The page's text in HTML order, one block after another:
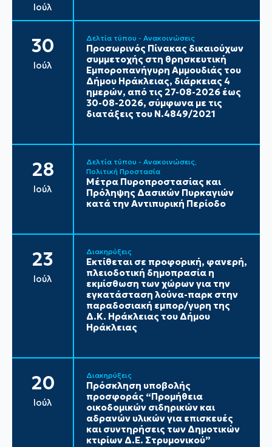
Ιούλ
30
Ιούλ
Δελτία τύπου - Ανακοινώσεις
Προσωρινός Πίνακας δικαιούχων
συμμετοχής στη θρησκευτική
Εμποροπανήγυρη Αμμουδιάς του
Δήμου Ηράκλειας, διάρκειας 4
ημερών, από τις 27-08-2026 έως
30-08-2026, σύμφωνα με τις
διατάξεις του Ν.4849/2021
28
Ιούλ
Δελτία τύπου - Ανακοινώσεις
Πολιτική Προστασία
Μέτρα Πυροπροστασίας και
Πρόληψης Δασικών Πυρκαγιών
κατά την Αντιπυρική Περίοδο
23
Ιούλ
Διακηρύξεις
Εκτίθεται σε προφορική, φανερή,
πλειοδοτική δημοπρασία η
εκμίσθωση των χώρων για την
εγκατάσταση λούνα-παρκ στην
παραδοσιακή εμπορ/γυρη της
Δ.Κ. Ηράκλειας του Δήμου
Ηράκλειας
20
Ιούλ
Διακηρύξεις
Πρόσκληση υποβολής
προσφοράς “Προμήθεια
οικοδομικών σιδηρικών και
αδρανών υλικών για επισκευές
και συντηρήσεις των Δημοτικών
κτιρίων Δ.Ε. Στρυμονικού”